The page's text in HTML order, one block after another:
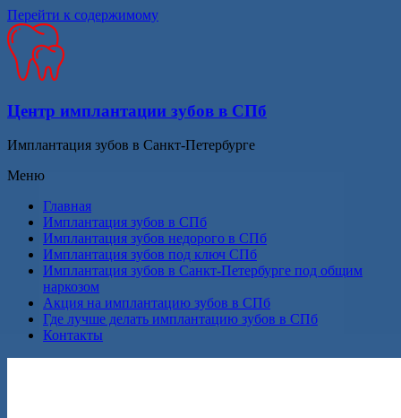
Перейти к содержимому
Центр имплантации зубов в СПб
Имплантация зубов в Санкт-Петербурге
Меню
Главная
Имплантация зубов в СПб
Имплантация зубов недорого в СПб
Имплантация зубов под ключ СПб
Имплантация зубов в Санкт-Петербурге под общим
наркозом
Акция на имплантацию зубов в СПб
Где лучше делать имплантацию зубов в СПб
Контакты